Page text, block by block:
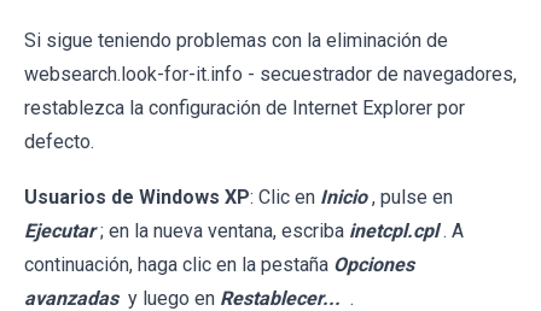
Si sigue teniendo problemas con la eliminación de
websearch.look-for-it.info - secuestrador de navegadores,
restablezca la configuración de Internet Explorer por
defecto.
Usuarios de Windows XP: Clic en Inicio , pulse en
Ejecutar ; en la nueva ventana, escriba inetcpl.cpl . A
continuación, haga clic en la pestaña Opciones
avanzadas y luego en Restablecer... .